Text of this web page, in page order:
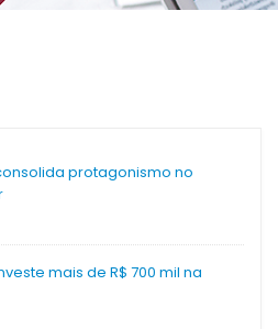
protagonismo no
mais de R$ 700 mil na